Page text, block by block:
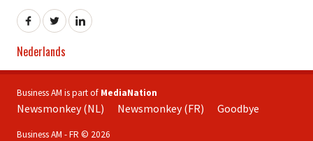
Nederlands
Business AM is part of MediaNation
Newsmonkey (NL) Newsmonkey (FR) Goodbye
Business AM - FR © 2026